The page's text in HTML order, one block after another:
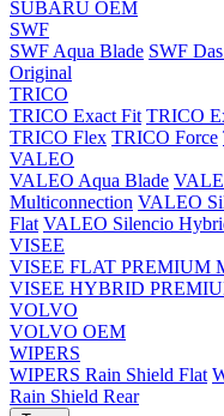
SUBARU OEM
SWF
SWF Aqua Blade SWF
Original
TRICO
TRICO Exact Fit TRICO
TRICO Flex TRICO Force
VALEO
VALEO Aqua Blade
Multiconnection VALEO
Flat VALEO Silencio
VISEE
VISEE FLAT PREMIUM
VISEE HYBRID
VOLVO
VOLVO OEM
WIPERS
WIPERS Rain Shield Flat
Rain Shield Rear